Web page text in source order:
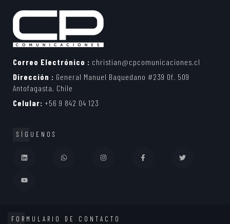
Correo Electrónico : christian@cpcomunicaciones.cl
Dirección : General Manuel Baquedano #239 Of. 509
Antofagasta, Chile
Celular: +56 9 842 04 123
SÍGUENOS
FORMULARIO DE CONTACTO